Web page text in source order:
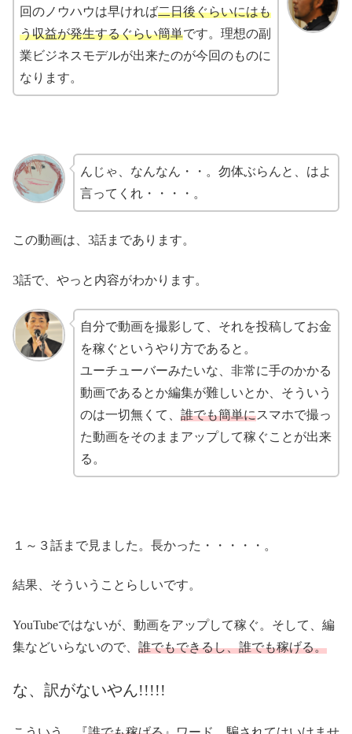
回のノウハウは早ければ二日後ぐらいにはも
う収益が発生するぐらい簡単です。理想の副
業ビジネスモデルが出来たのが今回のものに
なります。
んじゃ、なんなん・・。勿体ぶらんと、はよ
言ってくれ・・・・。
この動画は、3話まであります。
3話で、やっと内容がわかります。
自分で動画を撮影して、それを投稿してお金
を稼ぐというやり方であると。
ユーチューバーみたいな、非常に手のかかる
動画であるとか編集が難しいとか、そういう
のは一切無くて、 誰でも簡単にスマホで撮っ
た動画をそのままアップして稼ぐことが出来
る。
１～３話まで見ました。長かった・・・・・。
結果、そういうことらしいです。
YouTubeではないが、動画をアップして稼ぐ。そして、編
集などいらないので、 誰でもできるし、誰でも稼げる。
な、訳がないやん!!!!!